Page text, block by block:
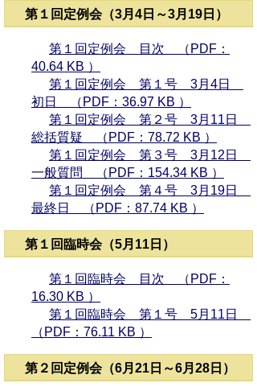
第１回定例会（3月4日～3月19日）
第１回定例会 目次 （PDF：
40.64 KB ）
第１回定例会 第１号 3月4日
初日 （PDF：36.97 KB ）
第１回定例会 第２号 3月11日
総括質疑 （PDF：78.72 KB ）
第１回定例会 第３号 3月12日
一般質問 （PDF：154.34 KB ）
第１回定例会 第４号 3月19日
最終日 （PDF：87.74 KB ）
第１回臨時会（5月11日）
第１回臨時会 目次 （PDF：
16.30 KB ）
第１回臨時会 第１号 5月11日
（PDF：76.11 KB ）
第２回定例会（6月21日～6月28日）